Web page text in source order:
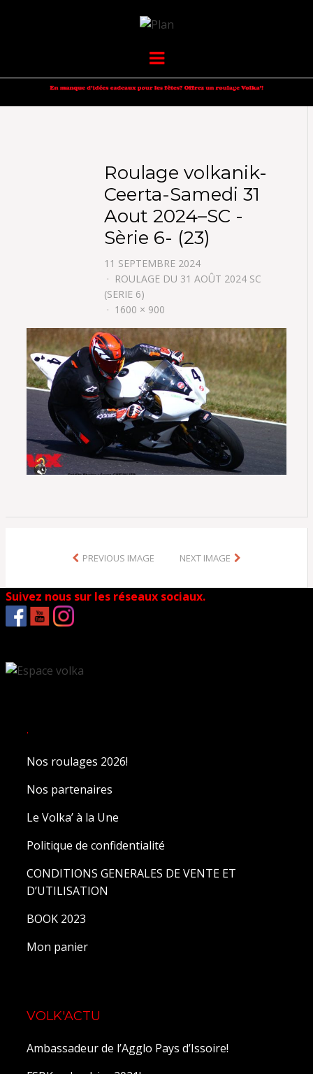
VOLKANIK-
ENDURANCE
Menu
Roulage volkanik-
Ceerta-Samedi 31
Aout 2024–SC -
Sèrie 6- (23)
11 SEPTEMBRE 2024
ROULAGE DU 31 AOÛT 2024 SC
(SERIE 6)
1600 × 900
PREVIOUS IMAGE NEXT IMAGE
Suivez nous sur les réseaux sociaux.
.
Nos roulages 2026!
Nos partenaires
Le Volka’ à la Une
Politique de confidentialité
CONDITIONS GENERALES DE VENTE ET
D’UTILISATION
BOOK 2023
Mon panier
VOLK'ACTU
Ambassadeur de l’Agglo Pays d’Issoire!